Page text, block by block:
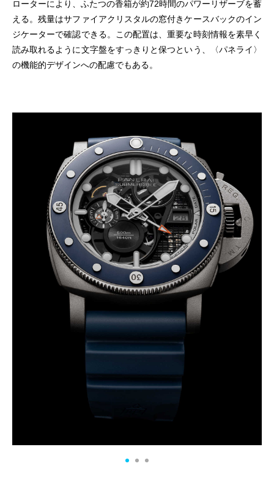
ローターにより、ふたつの香箱が約72時間のパワーリザーブを蓄
える。残量はサファイアクリスタルの窓付きケースバックのイン
ジケーターで確認できる。この配置は、重要な時刻情報を素早く
読み取れるように文字盤をすっきりと保つという、〈パネライ〉
の機能的デザインへの配慮でもある。